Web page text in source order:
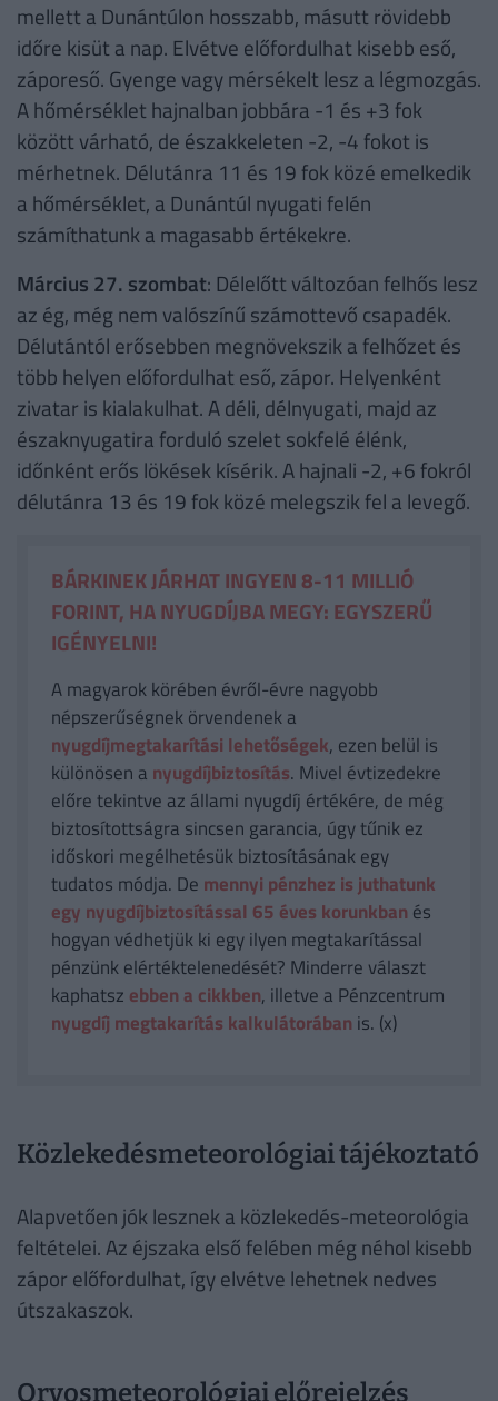
mellett a Dunántúlon hosszabb, másutt rövidebb
időre kisüt a nap. Elvétve előfordulhat kisebb eső,
záporeső. Gyenge vagy mérsékelt lesz a légmozgás.
A hőmérséklet hajnalban jobbára -1 és +3 fok
között várható, de északkeleten -2, -4 fokot is
mérhetnek. Délutánra 11 és 19 fok közé emelkedik
a hőmérséklet, a Dunántúl nyugati felén
számíthatunk a magasabb értékekre.
Március 27. szombat: Délelőtt változóan felhős lesz
az ég, még nem valószínű számottevő csapadék.
Délutántól erősebben megnövekszik a felhőzet és
több helyen előfordulhat eső, zápor. Helyenként
zivatar is kialakulhat. A déli, délnyugati, majd az
északnyugatira forduló szelet sokfelé élénk,
időnként erős lökések kísérik. A hajnali -2, +6 fokról
délutánra 13 és 19 fok közé melegszik fel a levegő.
BÁRKINEK JÁRHAT INGYEN 8-11 MILLIÓ
FORINT, HA NYUGDÍJBA MEGY: EGYSZERŰ
IGÉNYELNI!
A magyarok körében évről-évre nagyobb
népszerűségnek örvendenek a
nyugdíjmegtakarítási lehetőségek, ezen belül is
különösen a nyugdíjbiztosítás. Mivel évtizedekre
előre tekintve az állami nyugdíj értékére, de még
biztosítottságra sincsen garancia, úgy tűnik ez
időskori megélhetésük biztosításának egy
tudatos módja. De mennyi pénzhez is juthatunk
egy nyugdíjbiztosítással 65 éves korunkban és
hogyan védhetjük ki egy ilyen megtakarítással
pénzünk elértéktelenedését? Minderre választ
kaphatsz ebben a cikkben, illetve a Pénzcentrum
nyugdíj megtakarítás kalkulátorában is. (x)
Közlekedésmeteorológiai tájékoztató
Alapvetően jók lesznek a közlekedés-meteorológia
feltételei. Az éjszaka első felében még néhol kisebb
zápor előfordulhat, így elvétve lehetnek nedves
útszakaszok.
Orvosmeteorológiai előrejelzés